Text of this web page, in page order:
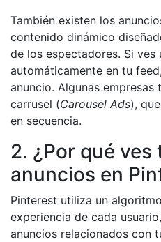
También existen los
contenido dinámico
de los espectadores. Si
automáticamente en tu
anuncio. Algunas empresas
carrusel (Carousel Ads),
en secuencia.
2. ¿Por qué ves
anuncios en
Pinterest utiliza un
experiencia de cada
anuncios relacionados con